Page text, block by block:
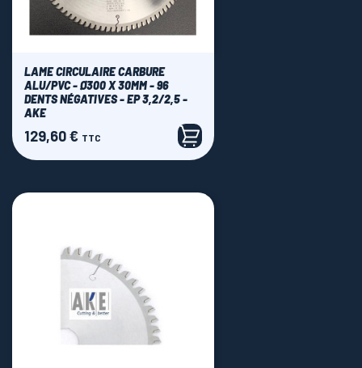
LAME CIRCULAIRE CARBURE
ALU/PVC - Ø300 X 30MM - 96
DENTS NÉGATIVES - EP 3,2/2,5 -
AKE
Prix
129,60 € TTC